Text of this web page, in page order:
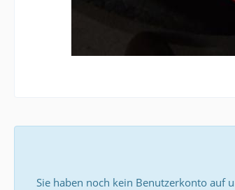
Sie haben noch kein Benutzerkonto auf